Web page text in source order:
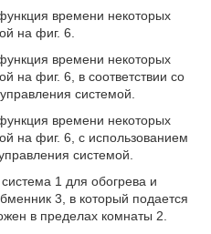
времени некоторых
на фиг. 6.
времени некоторых
на фиг. 6, в соответствии со
системой.
времени некоторых
на фиг. 6, с использованием
системой.
1 для обогрева и
3, в который подается
в пределах комнаты 2.